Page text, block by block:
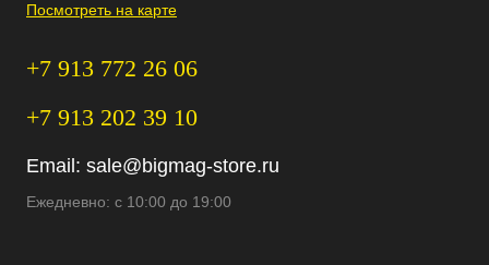
Посмотреть на карте
+7 913 772 26 06
+7 913 202 39 10
Email: sale@bigmag-store.ru
Ежедневно: с 10:00 до 19:00